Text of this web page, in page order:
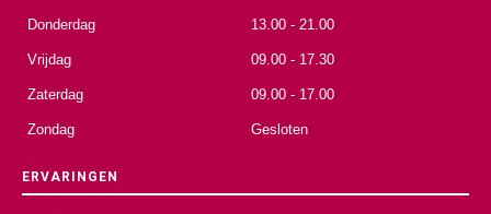
Donderdag 13.00 - 21.00
Vrijdag 09.00 - 17.30
Zaterdag 09.00 - 17.00
Zondag Gesloten
ERVARINGEN